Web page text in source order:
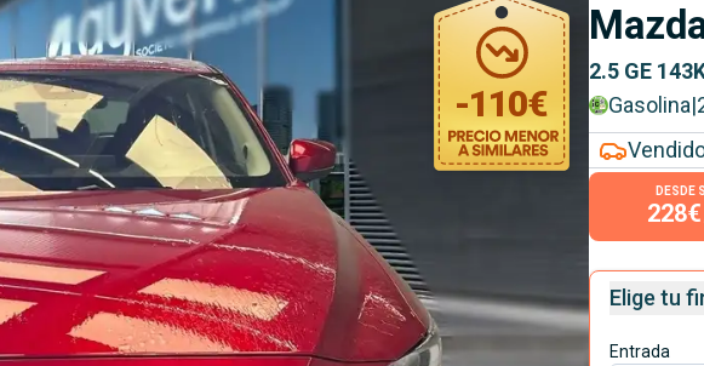
-110€
2.5 GE
Gasolina|
DESDE
228€
Elige tu
Entrada